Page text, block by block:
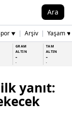
Ara
▼ | Arşiv | Yaşam ▼
GRAM
ALTIN
-
-
TAM
ALTIN
-
-
yanıt: